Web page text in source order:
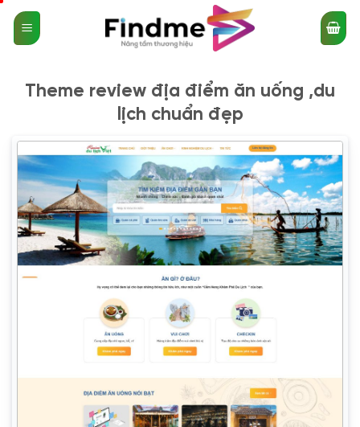
qua
nội
Theme review địa điểm ăn uống ,du
lịch chuẩn đẹp